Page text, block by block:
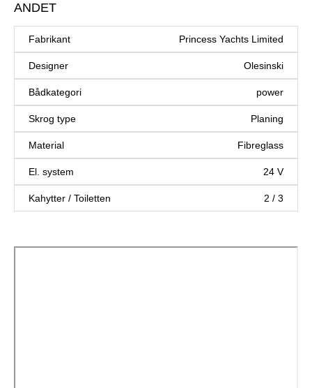
ANDET
Fabrikant Princess Yachts Limited
Designer Olesinski
Bådkategori power
Skrog type Planing
Material Fibreglass
El. system 24 V
Kahytter / Toiletten 2 / 3